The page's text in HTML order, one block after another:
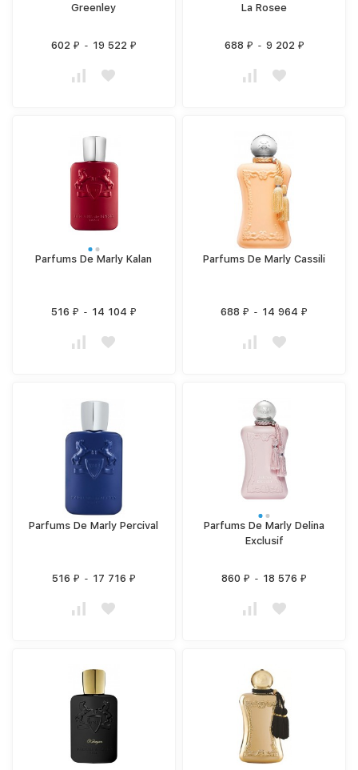
Greenley
602 ₽ - 19 522 ₽
La Rosee
688 ₽ - 9 202 ₽
Parfums De Marly Kalan
516 ₽ - 14 104 ₽
Parfums De Marly Cassili
688₽ - 14 964₽
Parfums De Marly Percival
516 ₽ - 17 716 ₽
Parfums De Marly Delina
Exclusif
860₽ - 18 576₽